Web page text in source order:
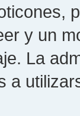
y un
La
a